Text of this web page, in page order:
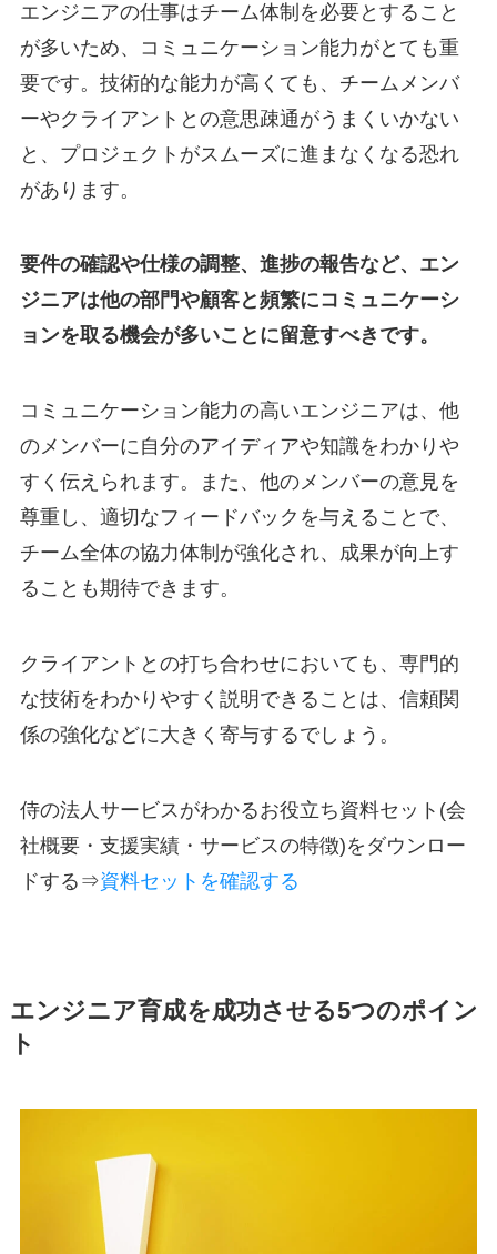
エンジニアの仕事はチーム体制を必要とすること
が多いため、コミュニケーション能力がとても重
要です。技術的な能力が高くても、チームメンバ
ーやクライアントとの意思疎通がうまくいかない
と、プロジェクトがスムーズに進まなくなる恐れ
があります。
要件の確認や仕様の調整、進捗の報告など、エン
ジニアは他の部門や顧客と頻繁にコミュニケーシ
ョンを取る機会が多いことに留意すべきです。
コミュニケーション能力の高いエンジニアは、他
のメンバーに自分のアイディアや知識をわかりや
すく伝えられます。また、他のメンバーの意見を
尊重し、適切なフィードバックを与えることで、
チーム全体の協力体制が強化され、成果が向上す
ることも期待できます。
クライアントとの打ち合わせにおいても、専門的
な技術をわかりやすく説明できることは、信頼関
係の強化などに大きく寄与するでしょう。
侍の法人サービスがわかるお役立ち資料セット(会
社概要・支援実績・サービスの特徴)をダウンロー
ドする⇒資料セットを確認する
エンジニア育成を成功させる5つのポイン
ト